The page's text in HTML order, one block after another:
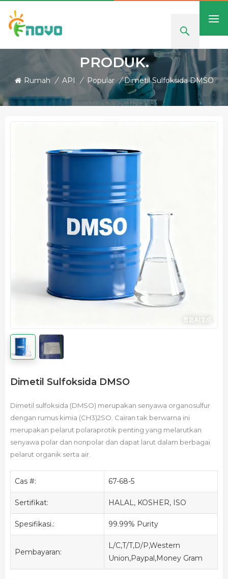
PRODUK.
Rumah / API / Popular / Dimetil Sulfoksida DMSO
Dimetil Sulfoksida DMSO
Dimetil sulfoksida (DMSO) merupakan senyawa organosulfur
dengan rumus kimia (CH3)2SO. Cairan tak berwarna ini
merupakan pelarut polaraprotik penting yang melarutkan
senyawa polar dan nonpolar dan dapat larut dalam berbagai
pelarut organik serta air.
Cas #: 67-68-5
Sertifikat: HALAL, KOSHER, ISO
Spesifikasi.: 99.99% Purity
Pembayaran:
L/C,T/T,D/P,Western
Union,Paypal,Money Gram